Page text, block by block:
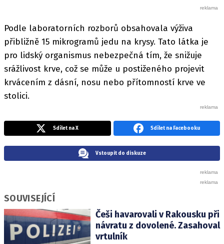
Podle laboratorních rozborů obsahovala výživa
přibližně 15 mikrogramů jedu na krysy. Tato látka je
pro lidský organismus nebezpečná tím, že snižuje
srážlivost krve, což se může u postiženého projevit
krvácením z dásní, nosu nebo přítomností krve ve
stolici.
Sdílet na X Sdílet na Facebooku
Vstoupit do diskuze
SOUVISEJÍCÍ
Češi havarovali v Rakousku při
návratu z dovolené. Zasahoval
vrtulník